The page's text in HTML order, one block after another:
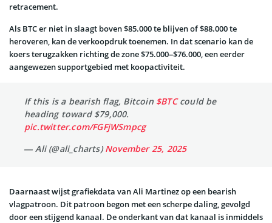
retracement.
Als BTC er niet in slaagt boven $85.000 te blijven of $88.000 te
heroveren, kan de verkoopdruk toenemen. In dat scenario kan de
koers terugzakken richting de zone $75.000–$76.000, een eerder
aangewezen supportgebied met koopactiviteit.
If this is a bearish flag, Bitcoin $BTCcould be
heading toward $79,000.
pic.twitter.com/FGFjWSmpcg
— Ali (@ali_charts)November 25, 2025
Daarnaast wijst grafiekdata van Ali Martinez op een bearish
vlagpatroon. Dit patroon begon met een scherpe daling, gevolgd
door een stijgend kanaal. De onderkant van dat kanaal is inmiddels